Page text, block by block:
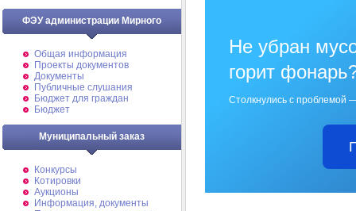
ФЭУ администрации Мирного
Общая информация
Проекты документов
Документы
Публичные слушания
Бюджет для граждан
Бюджет
Муниципальный заказ
Конкурсы
Котировки
Аукционы
Информация, документы
Не убран
горит
Столкнулись с проблемой